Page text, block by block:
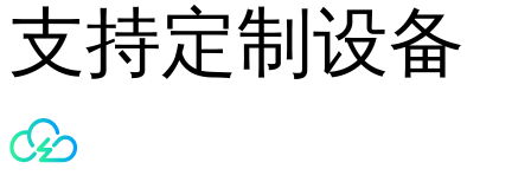
支持定制设备